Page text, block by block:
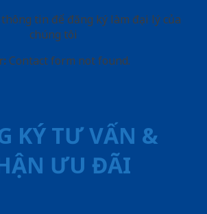
tin để đăng ký làm đại lý của
chúng tôi
Contact form not found.
KÝ TƯ VẤN &
ƯU ĐÃI